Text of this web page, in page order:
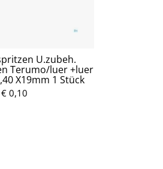
U.zubeh.
Terumo/luer +luer
X19mm 1 Stück
€ 0,10P